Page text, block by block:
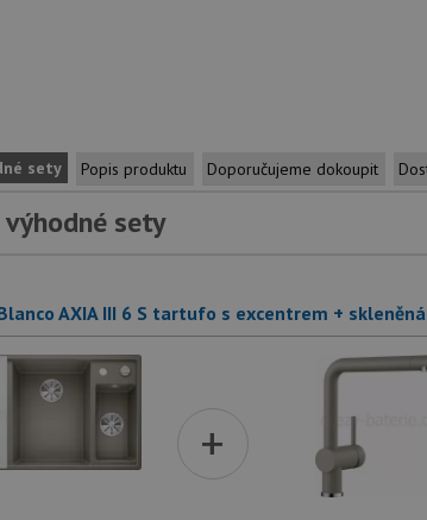
sety Popis produktu Doporučujeme dokoupit
výhodné sety
AXIA III 6 S tartufo s excentrem +
+